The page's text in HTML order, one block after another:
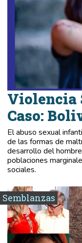
Violencia
Caso:
El abuso sexual
de las formas de
desarrollo del
poblaciones
sociales.
Semblanzas